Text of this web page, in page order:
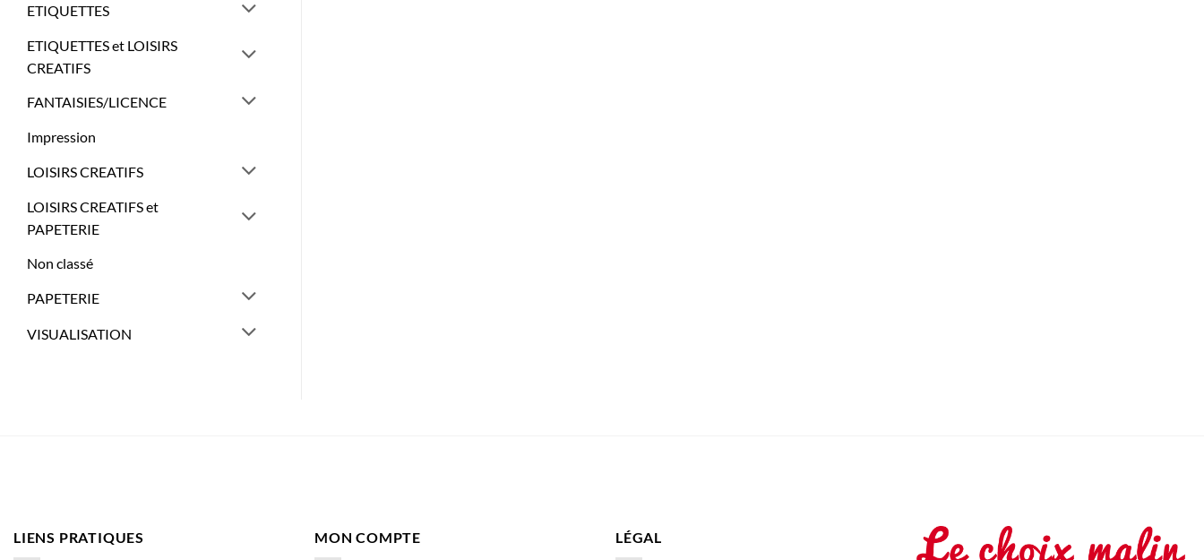
ETIQUETTES
ETIQUETTES et LOISIRS
CREATIFS
FANTAISIES/LICENCE
Impression
LOISIRS CREATIFS
LOISIRS CREATIFS et
PAPETERIE
Non classé
PAPETERIE
VISUALISATION
LIENS PRATIQUES MON COMPTE LÉGAL